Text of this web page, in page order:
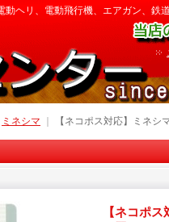
ヘリ、電動飛行機、エアガン、鉄
ミネシマ 【ネコポス対応】ミネシ
【ネコポ